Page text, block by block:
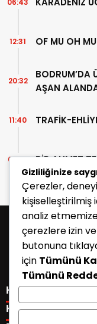
06:43
OF MU OH
12:31
BODRUM’DA
AŞAN
20:32
TRAFİK-
11:40
BİR AHMET
07:30
KATEGORİLER
Menü seçimi yapın.
sayfasından menü
KISAYOLLAR
Gizliliğinize
Çerezler,
kişiselleştirilmiş
analiz
çerezlere izin
butonuna
için Tümünü
Tümünü